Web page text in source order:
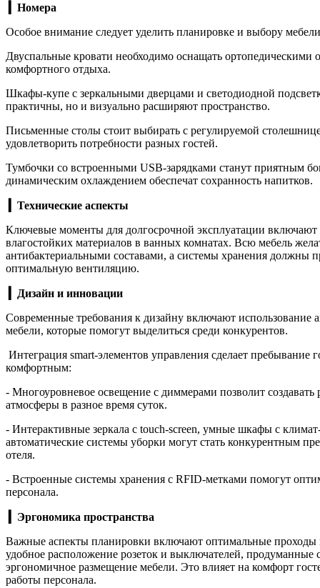
▎Номера
Особое внимание следует уделить планировке и выбору
Двуспальные кровати необходимо оснащать ортопедическими
комфортного отдыха.
Шкафы-купе с зеркальными дверцами и светодиодной
практичны, но и визуально расширяют пространство.
Письменные столы стоит выбирать с регулируемой
удовлетворить потребности разных гостей.
Тумбочки со встроенными USB-зарядками станут приятным
динамическим охлаждением обеспечат сохранность напитков.
▎Технические аспекты
Ключевые моменты для долгосрочной эксплуатации включают
влагостойких материалов в ванных комнатах. Всю мебель
антибактериальными составами, а системы хранения должны
оптимальную вентиляцию.
▎Дизайн и инновации
Современные требования к дизайну включают использование
мебели, которые помогут выделиться среди конкурентов.
Интеграция smart-элементов управления сделает пребывание
комфортным:
- Многоуровневое освещение с диммерами позволит создавать
атмосферы в разное время суток.
- Интерактивные зеркала с touch-screen, умные шкафы с
автоматические системы уборки могут стать конкурентным
отеля.
- Встроенные системы хранения с RFID-метками помогут
персонала.
▎Эргономика пространства
Важные аспекты планировки включают оптимальные проходы
удобное расположение розеток и выключателей, продуманные
эргономичное размещение мебели. Это влияет на комфорт
работы персонала.